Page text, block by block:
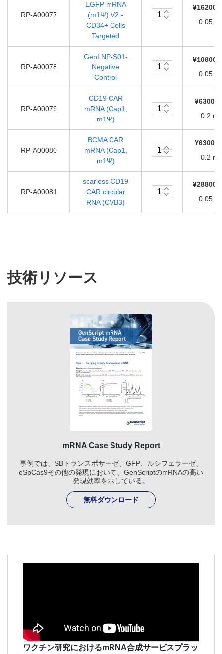
RP-A00077
EGFP mRNA
(m1Ψ) V2 -
CD34+ Cells
Targeted
0.05
RP-A00078
GenLNP-S01-
Negative
Control
0.05
RP-A00079
CD19 CAR
mRNA (Cap1,
m1Ψ)
0.2 mg
RP-A00080
BCMA CAR
mRNA (Cap1,
m1Ψ)
0.2 mg
RP-A00081
scarless CD19
CAR circular
RNA (CVB3)
0.05
技術リソース
mRNA Case Study Report
事例では、SBトランスポサーゼ、GFP、ルシフェラーゼ、
eSpCas9その他の発現において、GenScriptのmRNAの高い
発現効率を示している。
無料ダウンロード
ワクチン研究における​mRNA合成サービスプラッ